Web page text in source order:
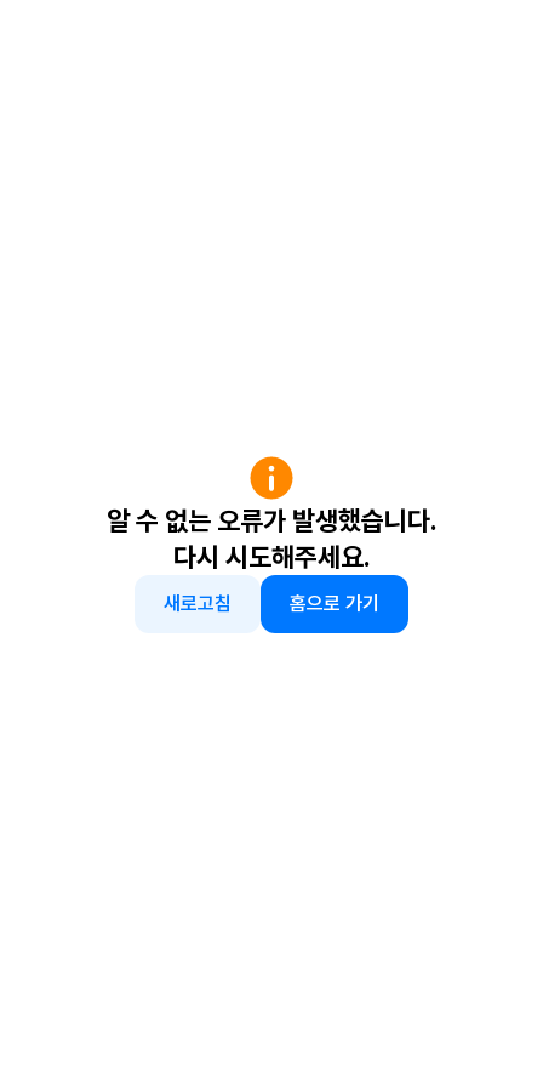
알 수 없는 오류가 발생했습니다.
다시 시도해주세요.
새로고침 홈으로 가기